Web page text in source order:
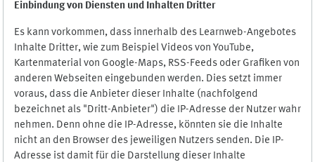
Einbindung von Diensten und Inhalten Dritter
Es kann vorkommen, dass innerhalb des Learnweb-Angebotes
Inhalte Dritter, wie zum Beispiel Videos von YouTube,
Kartenmaterial von Google-Maps, RSS-Feeds oder Grafiken von
anderen Webseiten eingebunden werden. Dies setzt immer
voraus, dass die Anbieter dieser Inhalte (nachfolgend
bezeichnet als "Dritt-Anbieter") die IP-Adresse der Nutzer wahr
nehmen. Denn ohne die IP-Adresse, könnten sie die Inhalte
nicht an den Browser des jeweiligen Nutzers senden. Die IP-
Adresse ist damit für die Darstellung dieser Inhalte